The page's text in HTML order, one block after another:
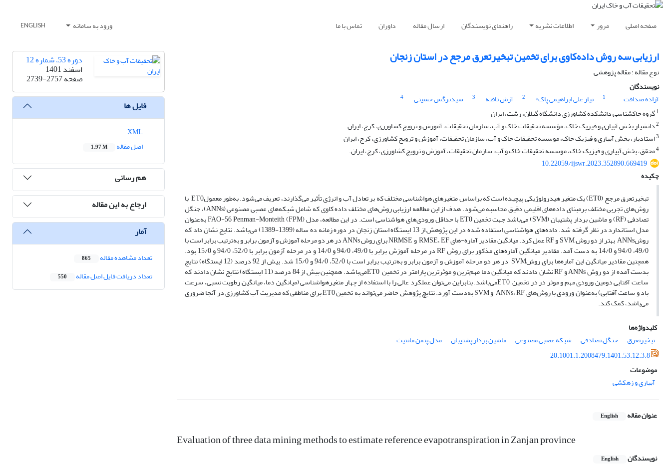
صفحه اصلی مرور اطلاعات نشریه راهنمای نویسندگان ارسال مقاله داوران تماس با ما ورود به سامانه ENGLISH
ارزیابی سه روش داده‌کاوی برای تخمین تبخیرتعرق مرجع در استان زنجان
نوع مقاله : مقاله پژوهشی
نویسندگان
آزاده صداقت
1 نیاز علی ابراهیمی پاک* 2 آرش تافته 3 سیدنرگس حسینی
4
1گروه خاکشناسی دانشکده کشاورزی دانشگاه گیلان، رشت، ایران
2دانشیار بخش آبیاری و فیزیک خاک، مؤسسه تحقیقات خاک و آب، سازمان تحقیقات، آموزش و ترویج کشاورزی، کرج، ایران
3استادیار، بخش آبیاری و فیزیک خاک، موسسه تحقیقات خاک و آب، سازمان تحقیقات، آموزش و ترویج کشاورزی، کرج، ایران
4محقق، بخش آبیاری و فیزیک خاک، موسسه تحقیقات خاک و آب، سازمان تحقیقات، آموزش و ترویج کشاورزی، کرج، ایران.
10.22059/ijswr.2023.352890.669419
چکیده
تبخیرتعرق مرجع (ET0) یک متغیر هیدرولوژیکی پیچیده است که براساس متغیرهای هواشناسی مختلف که بر تعادل آب و انرژی تأثیر می‌گذارند، تعریف می‌شود. به‌‌طور معمولET0 با
روش‌‌های تجربی مختلف برمبنای داده‌‌های اقلیمی دقیق محاسبه می‌‌شود. هدف از این مطالعه ارزیابی روش‌های مختلف داده کاوی که شامل شبکه‌های عصبی مصنوعی (ANNs)، جنگل
تصادفی (RF) و ماشین بردار پشتیبان (SVM) می‌‌باشد جهت تخمین ET0 با حداقل ورودی‌های هواشناسی است. در این مطالعه، مدل FAO-56 Penman-Monteith (FPM) به‌‌عنوان
مدل استاندارد در نظر گرفته شد. داده‌‌های هواشناسی استفاده شده در این پژوهش از 13 ایستگاه استان زنجان در دوره زمانه ده ساله (1399-1389) می‌‌باشد. نتایج نشان داد که
روشANNs بهتر از دو روش SVM و RF عمل کرد. میانگین مقادیر آماره-های RMSE، EF و NRMSE برای روش ANNs در هر دو مرحله آموزش و آزمون برابر و به‌‌ترتیب برابر است با
49/0، 94/0 و 14/0 به دست آمد. مقادیر میانگین آماره‌‌های مذکور برای روش RF در مرحله آموزش برابر با 49/0، 94/0 و 14/0 و در مرحله آزمون برابر با 52/0، 94/0 و 15/0 بود.
همچنین مقادیر میانگین این آماره‌‌ها برای روشSVM در هر دو مرحله آموزش و آزمون برابر و به‌‌ترتیب برابر است با 52/0، 94/0 و 15/0 شد. بیش از 92 درصد (12 ایستگاه) نتایج
بدست آمده از دو روش ANNs و RF نشان دادند که میانگین دما مهم‌‌ترین و موثرترین پارامتر در تخمین ET0می‌‌باشد. همچنین بیش از 84 درصد (11 ایستگاه) نتایج نشان دادند که
ساعت آفتابی دومین ورودی مهم و موثر در در تخمین ET0می‌‌باشد. بنابراین می‌‌توان عملکرد عالی را با استفاده از چهار متغیرهواشناسی (میانگین دما، میانگین رطوبت نسبی، سرعت
باد و ساعت آفتابی) به‌‌عنوان ورودی با روش‌‌های ANNs، RF و SVM به‌‌دست آورد. نتایچ پژوهش حاضر می‌‌تواند به تخمین ET0 برای مناطقی که مدیریت آب کشاورزی در آنجا ضروری
می‌‌باشد، کمک کند.
کلیدواژه‌ها
تبخیرتعرق
جنگل تصادفی شبکه عصبی مصنوعی ماشین بردار پشتیبان
مدل پنمن مانتیث
20.1001.1.2008479.1401.53.12.3.8
موضوعات
آبیاری و زهکشی
عنوان مقاله English
Evaluation of three data mining methods to estimate reference evapotranspiration in Zanjan province
نویسندگان English
دوره 53، شماره 12
اسفند 1401
صفحه2739-2757
فایل ها
اصل مقاله
1.97 M
هم رسانی
ارجاع به این مقاله
آمار
تعداد مشاهده مقاله 865
تعداد دریافت فایل اصل مقاله 550